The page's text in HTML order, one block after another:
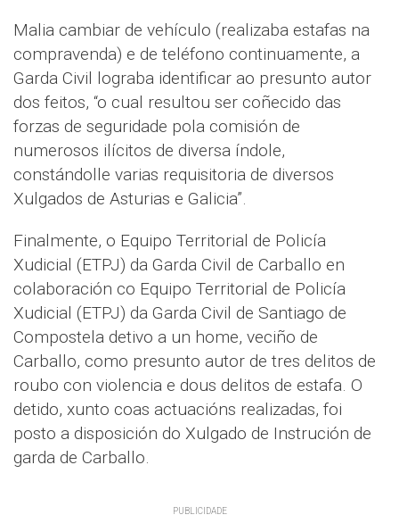
Malia cambiar de vehículo (realizaba estafas na
compravenda) e de teléfono continuamente, a
Garda Civil lograba identificar ao presunto autor
dos feitos, “o cual resultou ser coñecido das
forzas de seguridade pola comisión de
numerosos ilícitos de diversa índole,
constándolle varias requisitoria de diversos
Xulgados de Asturias e Galicia”.
Finalmente, o Equipo Territorial de Policía
Xudicial (ETPJ) da Garda Civil de Carballo en
colaboración co Equipo Territorial de Policía
Xudicial (ETPJ) da Garda Civil de Santiago de
Compostela detivo a un home, veciño de
Carballo, como presunto autor de tres delitos de
roubo con violencia e dous delitos de estafa. O
detido, xunto coas actuacións realizadas, foi
posto a disposición do Xulgado de Instrución de
garda de Carballo.